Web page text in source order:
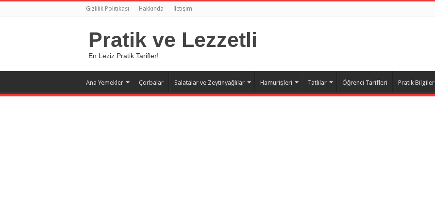
Gizlilik Politikası Hakkında İletişim
Pratik ve Lezzetli
En Leziz Pratik Tarifler!
Ana Yemekler Çorbalar Salatalar ve Zeytinyağlılar Hamurişleri Tatlılar Öğrenci Tarifleri Pratik Bilgiler